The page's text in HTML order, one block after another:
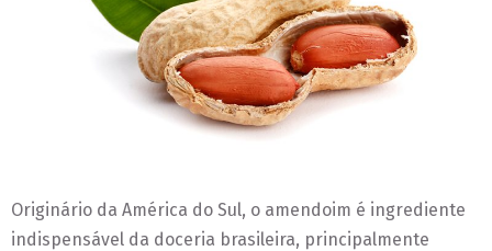
Originário da América do Sul, o amendoim é ingrediente
indispensável da doceria brasileira, principalmente